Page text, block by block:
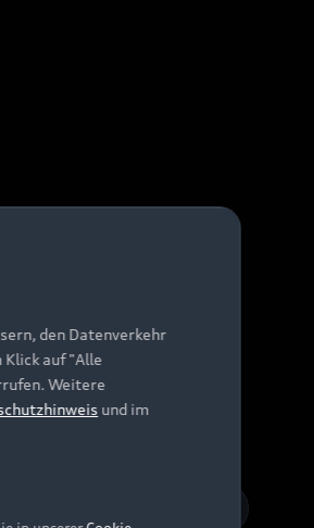
den Datenverkehr
Klick auf "Alle
Weitere
und im